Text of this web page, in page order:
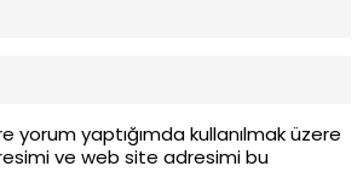
yorum yaptığımda kullanılmak üzere
ve web site adresimi bu